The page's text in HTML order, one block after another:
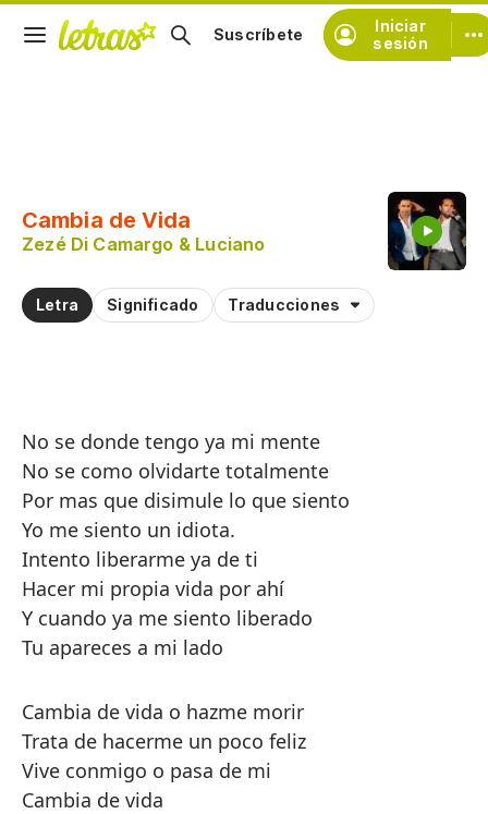
Iniciar
sesión
Suscríbete
Cambia de Vida
Zezé Di Camargo & Luciano
Letra Significado Traducciones
No se donde tengo ya mi mente
No se como olvidarte totalmente
Por mas que disimule lo que siento
Yo me siento un idiota.
Intento liberarme ya de ti
Hacer mi propia vida por ahí
Y cuando ya me siento liberado
Tu apareces a mi lado
Cambia de vida o hazme morir
Trata de hacerme un poco feliz
Vive conmigo o pasa de mi
Cambia de vida
Practicar la pronunciación de